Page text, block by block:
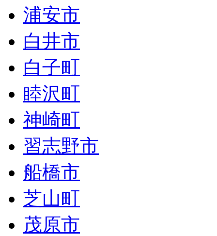
浦安市
白井市
白子町
睦沢町
神崎町
習志野市
船橋市
芝山町
茂原市